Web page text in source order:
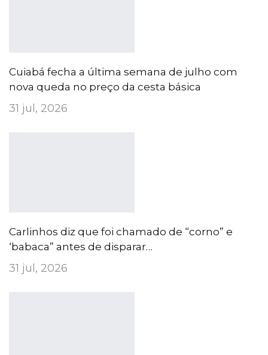
Cuiabá fecha a última semana de julho com
nova queda no preço da cesta básica
31 jul, 2026
Carlinhos diz que foi chamado de “corno” e
‘babaca” antes de disparar…
31 jul, 2026